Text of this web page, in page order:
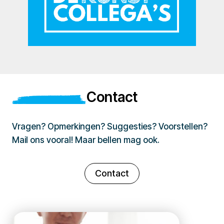
Contact
Vragen? Opmerkingen? Suggesties? Voorstellen?
Mail ons vooral! Maar bellen mag ook.
Contact